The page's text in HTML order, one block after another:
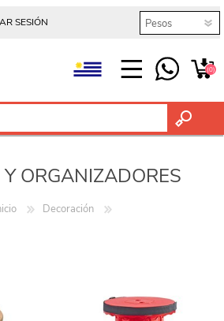
SESIÓN
(0)
ORGANIZADORES
Decoración